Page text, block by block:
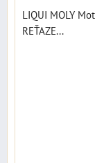
LIQUI MOLY
REŤAZE...